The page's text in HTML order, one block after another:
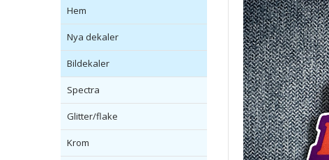
Hem
Nya dekaler
Bildekaler
Spectra
Glitter/flake
Krom